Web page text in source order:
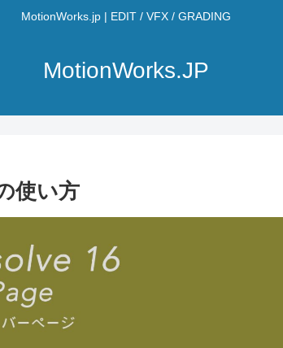
MotionWorks.jp | EDIT / VFX / GRADING
MotionWorks.JP
使い方